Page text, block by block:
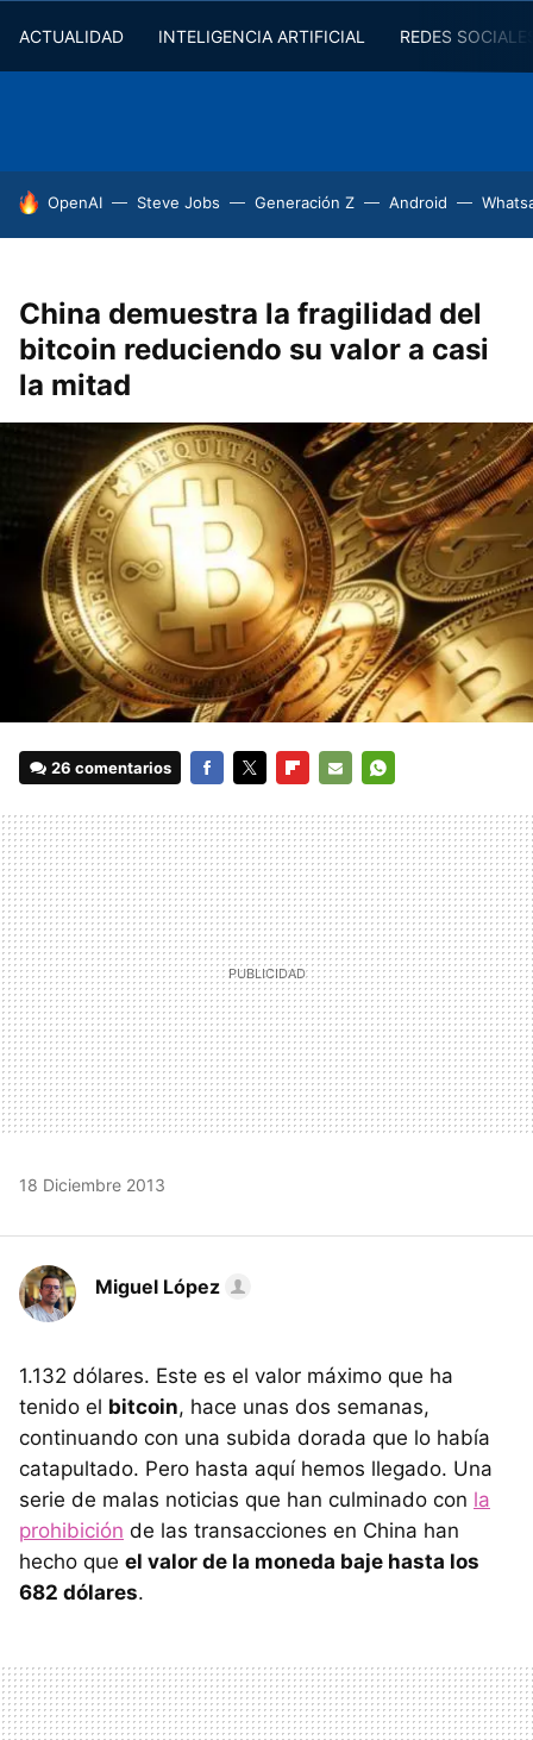
ACTUALIDAD INTELIGENCIA ARTIFICIAL REDES
HOY SE HABLA DE
OpenAI Steve Jobs Generación Z Android
China demuestra la fragilidad del
bitcoin reduciendo su valor a casi
la mitad
26 comentarios
MAIL
18 Diciembre 2013
Miguel López
1.132 dólares. Este es el valor máximo que ha
tenido el bitcoin, hace unas dos semanas,
continuando con una subida dorada que lo había
catapultado. Pero hasta aquí hemos llegado. Una
serie de malas noticias que han culminado con la
prohibición de las transacciones en China han
hecho que el valor de la moneda baje hasta los
682 dólares.